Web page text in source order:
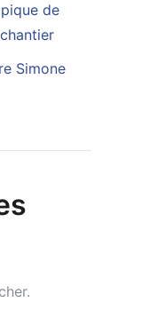
de
Simone